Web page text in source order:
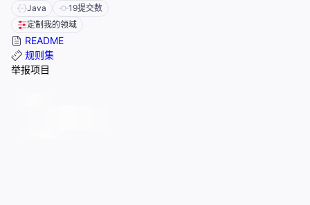
Java 19提交数
定制我的领域
README
规则集
举报项目